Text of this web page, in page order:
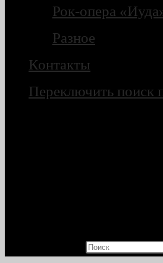
Рок-опера
Разное
Контакты
Переключить поиск